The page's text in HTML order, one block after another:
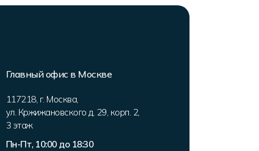
Главный офис в Москве
117218, г. Москва,
ул. Кржижановского д. 29, корп. 2,
3 этаж
Пн-Пт, 10:00 до 18:30